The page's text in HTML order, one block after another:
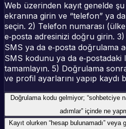
Web üzerinden kayıt genelde şu
ekranına girin ve “telefon” ya
seçin. 2) Telefon numarası
e‑posta adresinizi doğru girin.
SMS ya da e‑posta doğrulama
SMS kodunu ya da e‑postadaki
tamamlayın. 5) Doğrulama
ve profil ayarlarını yapıp kaydı
Doğrulama kodu gelmiyor; “sohbetciye
adımlar” içinde ne
Kayıt olurken “hesap bulunamadı” veya